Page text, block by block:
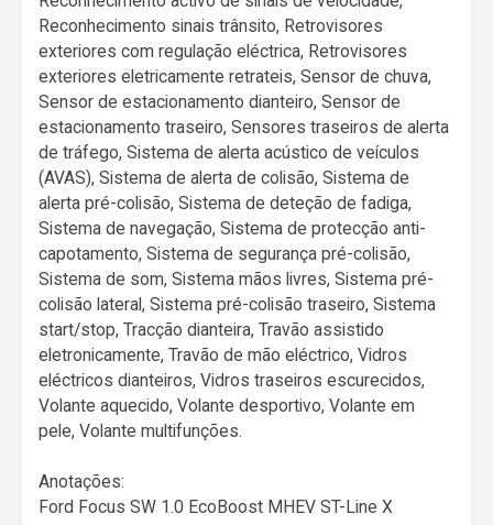
Reconhecimento sinais trânsito, Retrovisores
exteriores com regulação eléctrica, Retrovisores
exteriores eletricamente retrateis, Sensor de chuva,
Sensor de estacionamento dianteiro, Sensor de
estacionamento traseiro, Sensores traseiros de alerta
de tráfego, Sistema de alerta acústico de veículos
(AVAS), Sistema de alerta de colisão, Sistema de
alerta pré-colisão, Sistema de deteção de fadiga,
Sistema de navegação, Sistema de protecção anti-
capotamento, Sistema de segurança pré-colisão,
Sistema de som, Sistema mãos livres, Sistema pré-
colisão lateral, Sistema pré-colisão traseiro, Sistema
start/stop, Tracção dianteira, Travão assistido
eletronicamente, Travão de mão eléctrico, Vidros
eléctricos dianteiros, Vidros traseiros escurecidos,
Volante aquecido, Volante desportivo, Volante em
pele, Volante multifunções.
Anotações:
Ford Focus SW 1.0 EcoBoost MHEV ST-Line X